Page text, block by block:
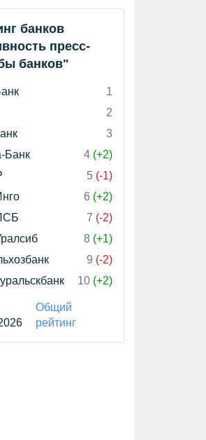
банков
пресс-
банков"
1
2
3
Банк
4 (+2)
5 (-1)
6 (+2)
7 (-2)
8 (+1)
9 (-2)
10 (+2)
Общий
рейтинг